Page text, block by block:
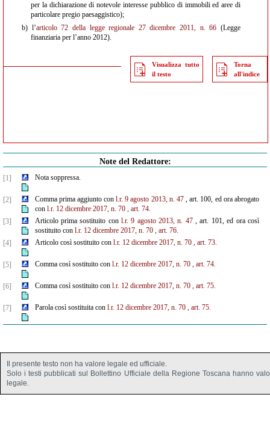
per la dichiarazione di notevole interesse pubblico di immobili ed aree di
particolare pregio paesaggistico);
b) l’articolo 72 della legge regionale 27 dicembre 2011, n. 66 (Legge
finanziaria per l’anno 2012).
Visualizza tutto
il testo
Torna
all'indice
Note del Redattore:
[1] Nota soppressa.
[2] Comma prima aggiunto conl.r. 9 agosto 2013, n. 47, art. 100, ed ora abrogato
con l.r. 12 dicembre 2017, n. 70 , art. 74.
[3]
Articolo prima sostituito con l.r. 9 agosto 2013, n. 47, art. 101, ed ora così
sostituito con l.r. 12 dicembre 2017, n. 70 , art. 76.
[4]
Articolo così sostituito con l.r. 12 dicembre 2017, n. 70 , art. 73.
[5] Comma così sostituito con l.r. 12 dicembre 2017, n. 70 , art. 74.
[6] Comma così sostituito con l.r. 12 dicembre 2017, n. 70 , art. 75.
[7] Parola così sostituita con l.r. 12 dicembre 2017, n. 70 , art. 75.
Il presente testo non ha valore legale ed ufficiale.
Solo i testi pubblicati sul Bollettino Ufficiale della Regione Toscana hanno
legale.